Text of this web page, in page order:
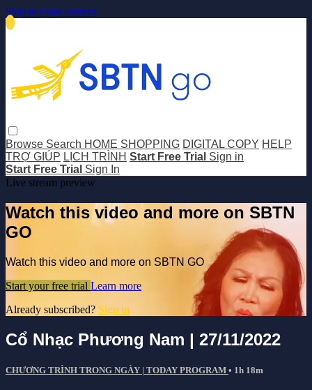
Skip to main content
Browse Search HOME SHOPPING DIGITAL COPY HELP
TRỢ GIÚP LỊCH TRÌNH Start Free Trial Sign in
Start Free Trial Sign In
Live stream preview
Watch this video and more on SBTN
GO
Watch this video and more on SBTN GO
Start your free trial Learn more
Already subscribed? Sign in
Cổ Nhạc Phương Nam | 27/11/2022
CHƯƠNG TRÌNH TRONG NGÀY | TODAY PROGRAM • 1h 18m